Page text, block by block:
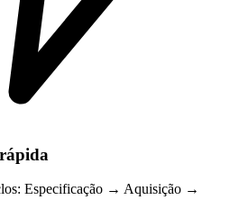
Especificação → Aquisição →